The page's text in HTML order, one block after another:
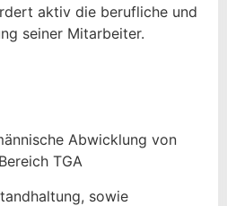
aktiv die berufliche und
seiner Mitarbeiter.
Abwicklung von
TGA
sowie